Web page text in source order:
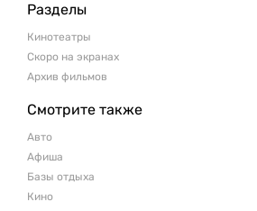
Разделы
Кинотеатры
Скоро на экранах
Архив фильмов
Смотрите также
Авто
Афиша
Базы отдыха
Кино